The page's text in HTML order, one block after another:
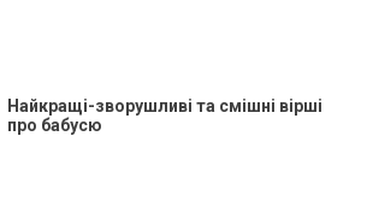
Найкращі-зворушливі та смішні вірші
про бабусю